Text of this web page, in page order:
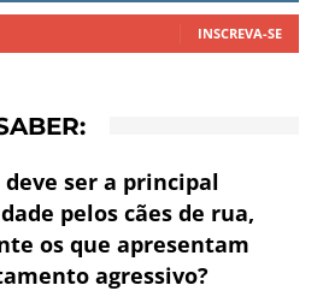
INSCREVA-SE
deve ser a principal
pelos cães de rua,
os que apresentam
agressivo?